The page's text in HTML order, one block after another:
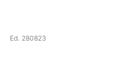
Ed. 280823